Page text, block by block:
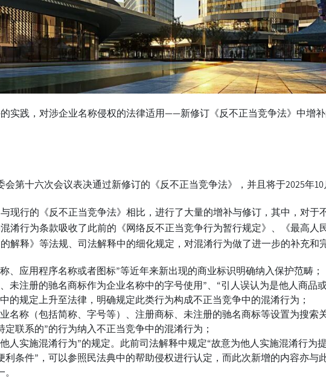
实践，对涉企业名称侵权的法律适用——新修订《反不正当竞争法》中增
第十六次会议表决通过新修订的《反不正当竞争法》，并且将于2025年10
现行的《反不正当竞争法》相比，进行了大量的增补与修订，其中，对于
淆行为条款吸收了此前的《网络反不正当竞争行为暂行规定》、《最高人
解释》等法规、司法解释中的细化规定，对混淆行为做了进一步的补充和
、应用程序名称或者图标”等近年来新出现的商业标识明确纳入保护范畴；
未注册的驰名商标作为企业名称中的字号使用”、“引人误认为是他人商品
的规定上升至法律，明确规定此类行为构成不正当竞争中的混淆行为；
名称（包括简称、字号等）、注册商标、未注册的驰名商标等设置为搜索
联系的”的行为纳入不正当竞争中的混淆行为；
人实施混淆行为”的规定。此前司法解释中规定“故意为他人实施混淆行为
利条件”，可以参照民法典中的帮助侵权进行认定，而此次新增的内容亦与